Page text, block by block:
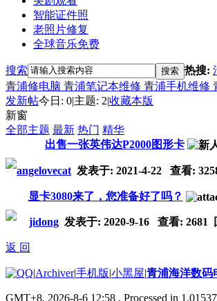
智能证件照
老照片修复
全球音乐免费
搜索 搜索 热搜:
青浦修电脑 青浦笔记本维修 青浦手机维修
发新帖今日: 0|主题: 2|收藏本版
新窗
全部主题 最新 热门 精华
出售一张英伟达P2000图形卡
angelovecat 发表于: 2021-4-22 查看:
显卡3080来了，您准备好了吗？
jidong 发表于: 2020-9-16 查看: 2681
返 回
|Archiver|手机版|小黑屋|青浦海洋数码
GMT+8, 2026-8-6 12:58 , Processed in